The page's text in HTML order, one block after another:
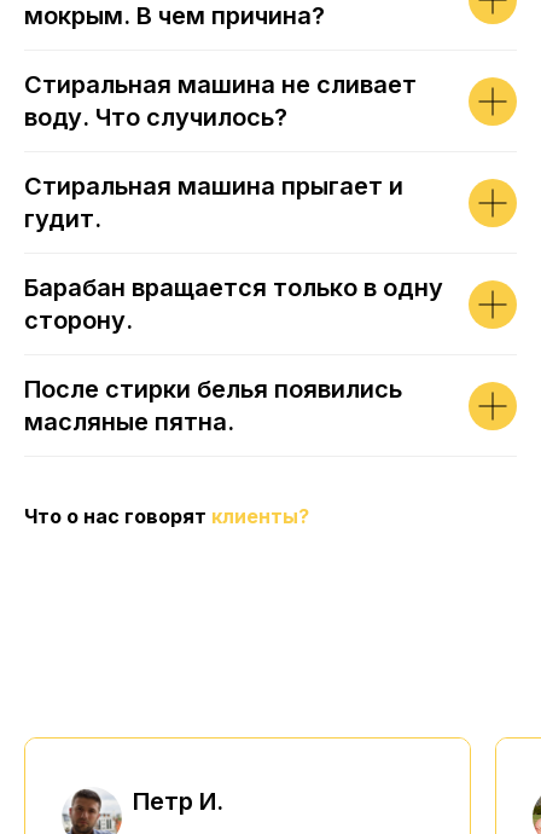
мокрым. В чем причина?
Стиральная машина не сливает
воду. Что случилось?
Стиральная машина прыгает и
гудит.
Барабан вращается только в одну
сторону.
После стирки белья появились
масляные пятна.
Что о нас говорят клиенты?
Петр И.